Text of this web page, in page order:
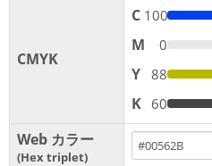
CMYK
C 100
M 0
Y 88
K 60
Web カラー
Hex triplet